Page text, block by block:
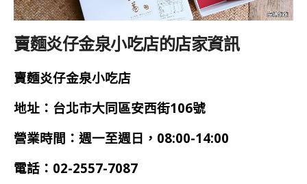
賣麵炎仔金泉小吃店的店家資訊
賣麵炎仔金泉小吃店
地址：台北市大同區安西街106號
營業時間：週一至週日，08:00-14:00
電話：02-2557-7087